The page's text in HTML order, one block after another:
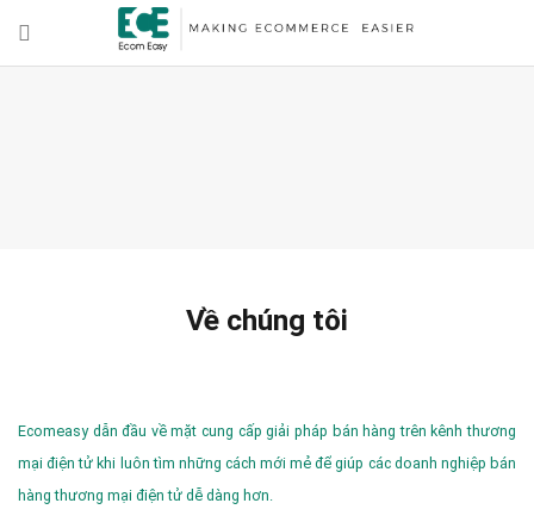
Về chúng tôi
Ecomeasy dẫn đầu về mặt cung cấp giải pháp bán hàng trên kênh thương
mại điện tử khi luôn tìm những cách mới mẻ để giúp các doanh nghiệp bán
hàng thương mại điện tử dễ dàng hơn.